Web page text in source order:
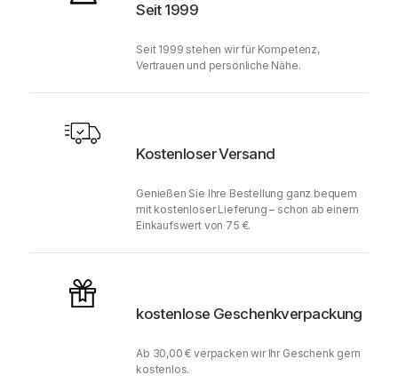
Seit 1999
Seit 1999 stehen wir für Kompetenz,
Vertrauen und persönliche Nähe.
Kostenloser Versand
Genießen Sie Ihre Bestellung ganz bequem
mit kostenloser Lieferung – schon ab einem
Einkaufswert von 75 €.
kostenlose Geschenkverpackung
Ab 30,00 € verpacken wir Ihr Geschenk gern
kostenlos.